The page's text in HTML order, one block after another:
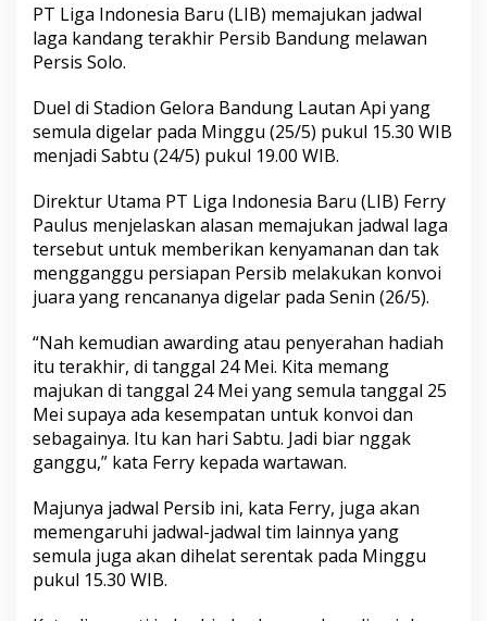
PT Liga Indonesia Baru (LIB) memajukan jadwal
laga kandang terakhir Persib Bandung melawan
Persis Solo.
Duel di Stadion Gelora Bandung Lautan Api yang
semula digelar pada Minggu (25/5) pukul 15.30 WIB
menjadi Sabtu (24/5) pukul 19.00 WIB.
Direktur Utama PT Liga Indonesia Baru (LIB) Ferry
Paulus menjelaskan alasan memajukan jadwal laga
tersebut untuk memberikan kenyamanan dan tak
mengganggu persiapan Persib melakukan konvoi
juara yang rencananya digelar pada Senin (26/5).
“Nah kemudian awarding atau penyerahan hadiah
itu terakhir, di tanggal 24 Mei. Kita memang
majukan di tanggal 24 Mei yang semula tanggal 25
Mei supaya ada kesempatan untuk konvoi dan
sebagainya. Itu kan hari Sabtu. Jadi biar nggak
ganggu,” kata Ferry kepada wartawan.
Majunya jadwal Persib ini, kata Ferry, juga akan
memengaruhi jadwal-jadwal tim lainnya yang
semula juga akan dihelat serentak pada Minggu
pukul 15.30 WIB.